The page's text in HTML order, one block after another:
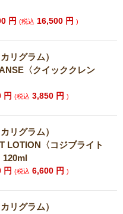
円(税込 16,500 円)
リグラム）
〈クイッククレン
円(税込 3,850 円)
リグラム）
LOTION〈コジブライト
120ml
円(税込 6,600 円)
リグラム）